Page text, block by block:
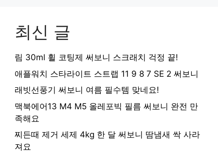
최신 글
림 30ml 휠 코팅제 써보니 스크래치 걱정 끝!
애플워치 스타라이트 스트랩 11 9 8 7 SE 2 써보니
래빗선풍기 써보니 여름 필수템 맞네요!
맥북에어13 M4 M5 올레포빅 필름 써보니 완전 만
족해요
찌든때 제거 세제 4kg 한 달 써보니 땀냄새 싹 사라
져요